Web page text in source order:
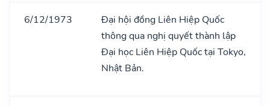
6/12/1973
Đại hội đồng Liên Hiệp Quốc
thông qua nghị quyết thành lập
Đại học Liên Hiệp Quốc tại Tokyo,
Nhật Bản.